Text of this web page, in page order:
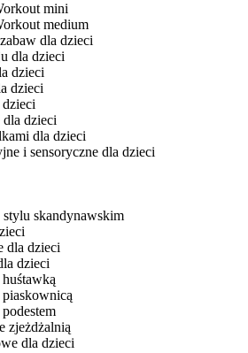
mini
medium
dla dzieci
dla dzieci
dzieci
dzieci
dzieci
dla dzieci
i sensoryczne dla dzieci
skandynawskim
dla dzieci
dzieci
zjeżdżalnią
dla dzieci